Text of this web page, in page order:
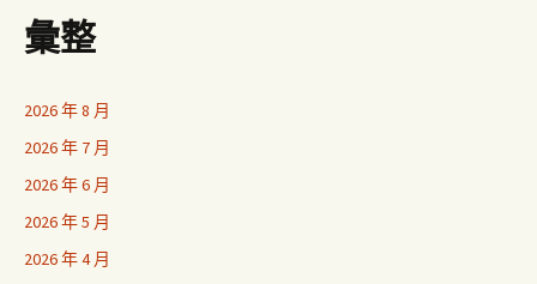
彙整
2026 年 8 月
2026 年 7 月
2026 年 6 月
2026 年 5 月
2026 年 4 月